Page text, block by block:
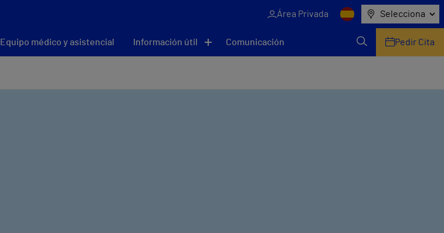
Área Privada Selecciona
Equipo médico y asistencial Información útil Comunicación Pedir Cita